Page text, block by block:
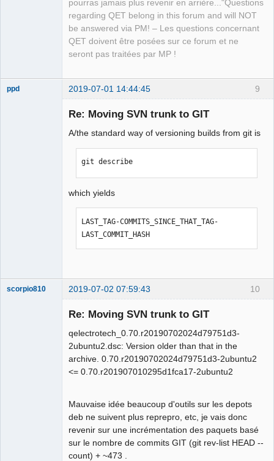
pourras jamais plus revenir en arrière..."Questions
regarding QET belong in this forum and will NOT
be answered via PM! – Les questions concernant
QET doivent être posées sur ce forum et ne
seront pas traitées par MP !
9
ppd 2019-07-01 14:44:45
Re: Moving SVN trunk to GIT
A/the standard way of versioning builds from git is
git describe
which yields
LAST_TAG-COMMITS_SINCE_THAT_TAG-
LAST_COMMIT_HASH
10
scorpio810 2019-07-02 07:59:43
Re: Moving SVN trunk to GIT
qelectrotech_0.70.r20190702024d79751d3-
2ubuntu2.dsc: Version older than that in the
archive. 0.70.r20190702024d79751d3-2ubuntu2
<= 0.70.r201907010295d1fca17-2ubuntu2
Mauvaise idée beaucoup d'outils sur les depots
deb ne suivent plus reprepro, etc, je vais donc
revenir sur une incrémentation des paquets basé
sur le nombre de commits GIT (git rev-list HEAD --
count) + ~473 .